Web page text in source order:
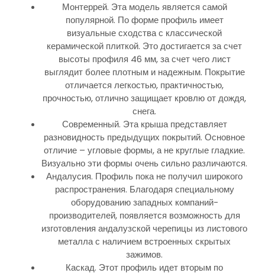
Монтеррей. Эта модель является самой
популярной. По форме профиль имеет
визуальные сходства с классической
керамической плиткой. Это достигается за счет
высоты профиля 46 мм, за счет чего лист
выглядит более плотным и надежным. Покрытие
отличается легкостью, практичностью,
прочностью, отлично защищает кровлю от дождя,
снега.
Современный. Эта крыша представляет
разновидность предыдущих покрытий. Основное
отличие – угловые формы, а не круглые гладкие.
Визуально эти формы очень сильно различаются.
Андалусия. Профиль пока не получил широкого
распространения. Благодаря специальному
оборудованию западных компаний-
производителей, появляется возможность для
изготовления андалузской черепицы из листового
металла с наличием встроенных скрытых
зажимов.
Каскад. Этот профиль идет вторым по